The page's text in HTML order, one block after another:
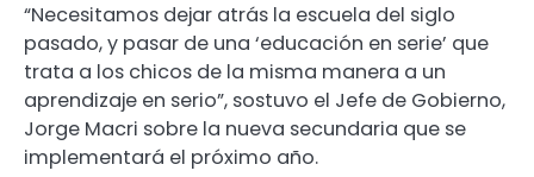
“Necesitamos dejar atrás la escuela del siglo
pasado, y pasar de una ‘educación en serie’ que
trata a los chicos de la misma manera a un
aprendizaje en serio”, sostuvo el Jefe de Gobierno,
Jorge Macri sobre la nueva secundaria que se
implementará el próximo año.